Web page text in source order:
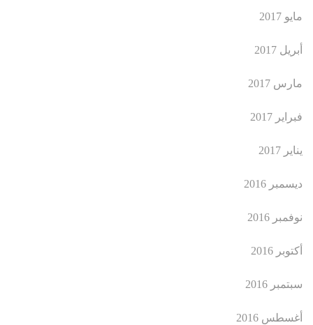
مايو 2017
أبريل 2017
مارس 2017
فبراير 2017
يناير 2017
ديسمبر 2016
نوفمبر 2016
أكتوبر 2016
سبتمبر 2016
أغسطس 2016